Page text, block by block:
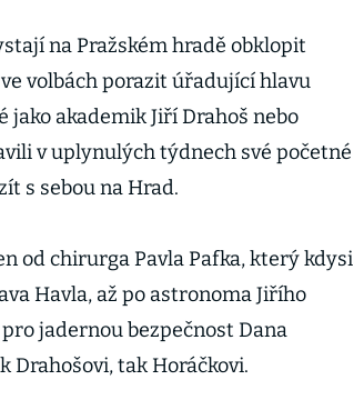
na Pražském hradě obklopit
volbách porazit úřadující hlavu
akademik Jiří Drahoš nebo
v uplynulých týdnech své početné
s sebou na Hrad.
od chirurga Pavla Pafka, který kdysi
Havla, až po astronoma Jiřího
jadernou bezpečnost Dana
Drahošovi, tak Horáčkovi.